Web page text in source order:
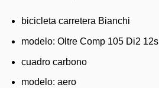
bicicleta carretera Bianchi
modelo: Oltre Comp 105 Di2 12s
cuadro carbono
modelo: aero